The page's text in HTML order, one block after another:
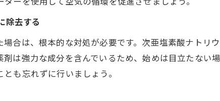
除去する
場合は、根本的な対処が必要です。次亜塩素酸ナト
剤は強力な成分を含んでいるため、始めは目立たな
も忘れずに行いましょう。